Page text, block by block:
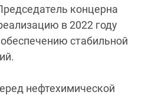
концерна
в 2022 году
стабильной
нефтехимической